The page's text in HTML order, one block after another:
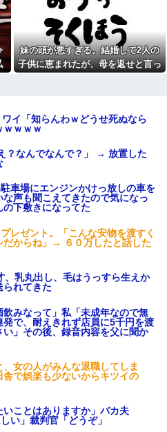
の現妻とのメールを転送...その内
容がキモすぎた件
彼氏の家に遊びに行ったら彼
母が大皿から唐揚げを素手でつ
まんでひとくちかじり、残りを
大皿へ戻した。私目が点。あり
えないと彼氏に言ったら彼氏激
おこ
幼稚園からお花をやっている
私の活けた花を、義兄嫁がボロ
今でも「日本が世界トップ」
青雲のCMソングをちいかわの
劇中歌だと思っていた模様
職場の60代女パートが若手か
らうるせえクソ婆と言われたと
相談があって、20代男の部下を
注意した
自分が過去に目撃した「なん
主な税金の成り立ちを調べて
みたよ
妹の頭が悪すぎる。結婚して2人の
子供に恵まれたが、母を返せと言っ
イ「知らんわｗどうせ死ぬなら
ｗｗｗ
？なんでなんで？」 → 放置した
車場にエンジンかけっ放しの車を
声も聞こえてきたので気になっ
下敷きになってた
レゼント。「こんな安物を渡すく
だからね」→ ６０万したと話した
、乳丸出し、毛はうっすら生えか
られてきた
みなって」私「未成年なので無
で、耐えきれず店員に5千円を渡
」その後、録音内容を父に聞か
、女の人がみんな退職してしま
で娯楽も少ないからキツイの
ことはありますか」バカ夫
い」裁判官「どうぞ」